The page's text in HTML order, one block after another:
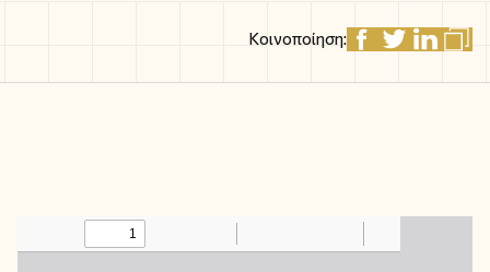
Κοινοποίηση: